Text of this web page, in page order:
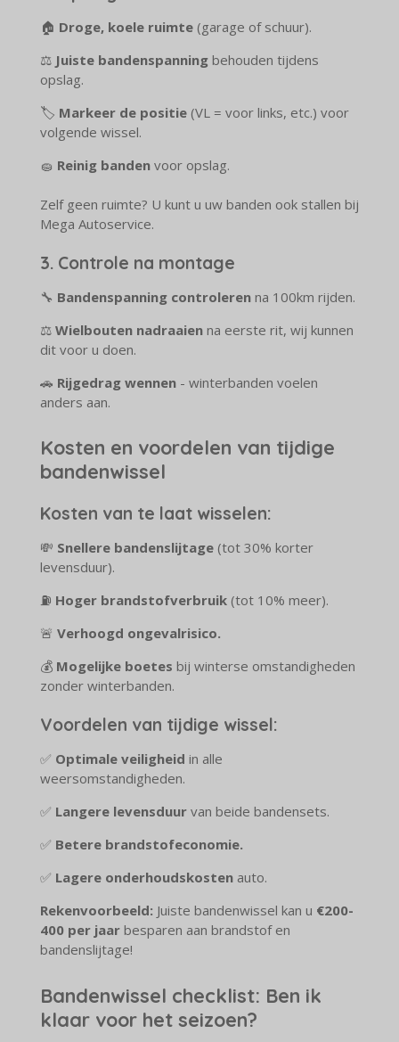
🏠 Droge, koele ruimte(garage of schuur).
⚖️ Juiste bandenspanningbehouden tijdens
opslag.
🏷️ Markeer de positie(VL = voor links, etc.) voor
volgende wissel.
🧽 Reinig bandenvoor opslag.
Zelf geen ruimte? U kunt u uw banden ook stallen bij
Mega Autoservice.
3. Controle na montage
🔧 Bandenspanning controlerenna 100km rijden.
⚖️ Wielbouten nadraaienna eerste rit, wij kunnen
dit voor u doen.
🚗 Rijgedrag wennen- winterbanden voelen
anders aan.
Kosten en voordelen van tijdige
bandenwissel
Kosten van te laat wisselen:
💸 Snellere bandenslijtage(tot 30% korter
levensduur).
⛽ Hoger brandstofverbruik(tot 10% meer).
🚨 Verhoogd ongevalrisico.
💰 Mogelijke boetes bij winterse omstandigheden
zonder winterbanden.
Voordelen van tijdige wissel:
✅ Optimale veiligheid in alle
weersomstandigheden.
✅ Langere levensduurvan beide bandensets.
✅ Betere brandstofeconomie.
✅ Lagere onderhoudskostenauto.
Rekenvoorbeeld: Juiste bandenwissel kan u €200-
400 per jaarbesparen aan brandstof en
bandenslijtage!
Bandenwissel checklist: Ben ik
klaar voor het seizoen?